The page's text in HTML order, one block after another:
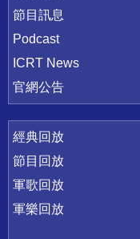
節目訊息
Podcast
ICRT News
官網公告
經典回放
節目回放
軍歌回放
軍樂回放